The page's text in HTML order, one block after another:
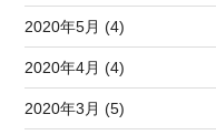
2020年5月 (4)
2020年4月 (4)
2020年3月 (5)